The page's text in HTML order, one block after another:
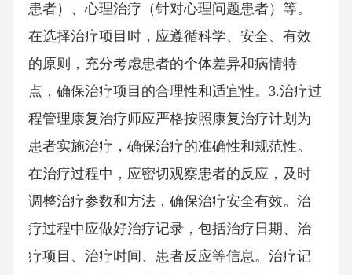
患者）、心理治疗（针对心理问题患者）等。
在选择治疗项目时，应遵循科学、安全、有效
的原则，充分考虑患者的个体差异和病情特
点，确保治疗项目的合理性和适宜性。3.治疗过
程管理康复治疗师应严格按照康复治疗计划为
患者实施治疗，确保治疗的准确性和规范性。
在治疗过程中，应密切观察患者的反应，及时
调整治疗参数和方法，确保治疗安全有效。治
疗过程中应做好治疗记录，包括治疗日期、治
疗项目、治疗时间、患者反应等信息。治疗记